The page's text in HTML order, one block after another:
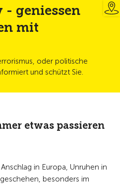
- geniessen
mit
oder politische
und schützt Sie.
etwas passieren
in Europa, Unruhen in
besonders im